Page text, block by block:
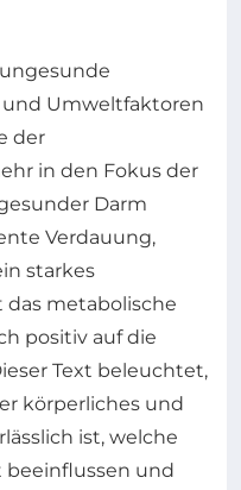
Umweltfaktoren
der
in den Fokus der
Darm
Verdauung,
starkes
metabolische
positiv auf die
Text beleuchtet,
körperliches und
ist, welche
beeinflussen und